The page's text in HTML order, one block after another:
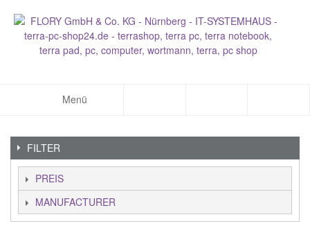
Menü
FILTER
PREIS
MANUFACTURER